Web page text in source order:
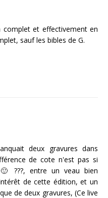
complet et effectivement en
sauf les bibles de G.
deux gravures dans
de cote n'est pas si
???, entre un veau bien
de cette édition, et un
de deux gravures, (Ce live